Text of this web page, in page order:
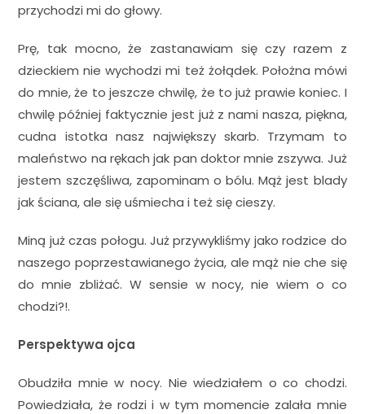
przychodzi mi do głowy.
Prę, tak mocno, że zastanawiam się czy razem z
dzieckiem nie wychodzi mi też żołądek. Położna mówi
do mnie, że to jeszcze chwilę, że to już prawie koniec. I
chwilę później faktycznie jest już z nami nasza, piękna,
cudna istotka nasz największy skarb. Trzymam to
maleństwo na rękach jak pan doktor mnie zszywa. Już
jestem szczęśliwa, zapominam o bólu. Mąż jest blady
jak ściana, ale się uśmiecha i też się cieszy.
Miną już czas połogu. Już przywykliśmy jako rodzice do
naszego poprzestawianego życia, ale mąż nie che się
do mnie zbliżać. W sensie w nocy, nie wiem o co
chodzi?!.
Perspektywa ojca
Obudziła mnie w nocy. Nie wiedziałem o co chodzi.
Powiedziała, że rodzi i w tym momencie zalała mnie